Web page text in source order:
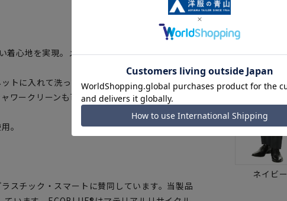
着心地を実現。メッシュポケット仕様。
トに入れて洗っていただけます。さらにハンガ
ワークリーンも可能です。
。
スチック・スマートに賛同しています。当製品
ネイビー